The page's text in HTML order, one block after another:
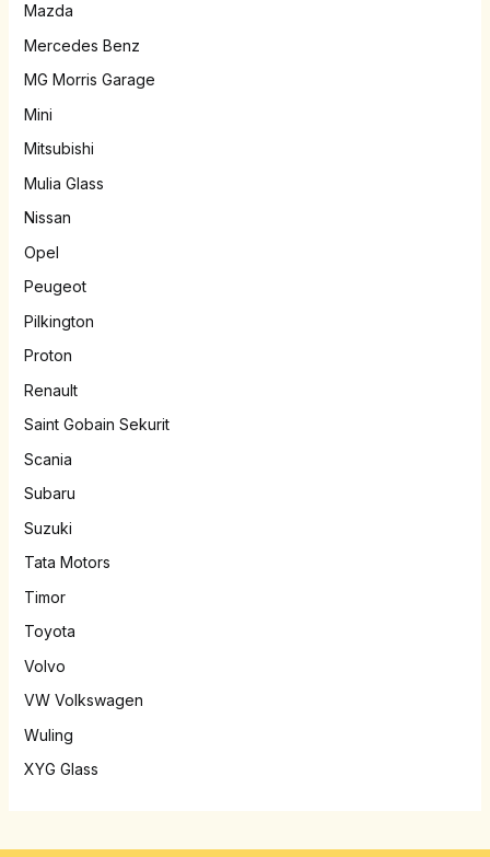
Mazda
Mercedes Benz
MG Morris Garage
Mini
Mitsubishi
Mulia Glass
Nissan
Opel
Peugeot
Pilkington
Proton
Renault
Saint Gobain Sekurit
Scania
Subaru
Suzuki
Tata Motors
Timor
Toyota
Volvo
VW Volkswagen
Wuling
XYG Glass